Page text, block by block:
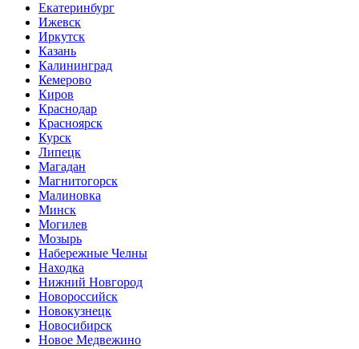
Екатеринбург
Ижевск
Иркутск
Казань
Калининград
Кемерово
Киров
Краснодар
Красноярск
Курск
Липецк
Магадан
Магнитогорск
Малиновка
Минск
Могилев
Мозырь
Набережные Челны
Находка
Нижний Новгород
Новороссийск
Новокузнецк
Новосибирск
Новое Медвежино